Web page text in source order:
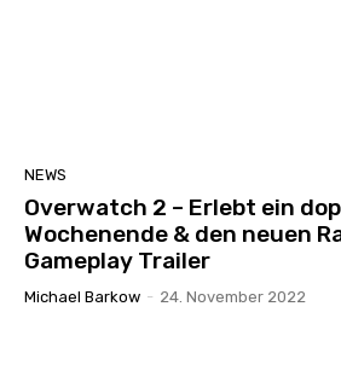
NEWS
Overwatch 2 – Erlebt ein
Wochenende & den neuen
Gameplay Trailer
Michael Barkow - 24. November 2022